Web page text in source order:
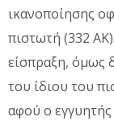
ικανοποίησης
πιστωτή (332
είσπραξη, όμως
του ίδιου του
αφού ο εγγυητής